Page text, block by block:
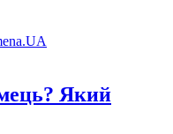
Який